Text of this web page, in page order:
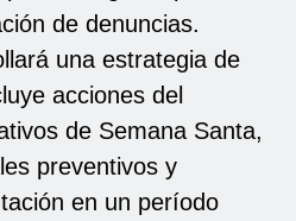
de denuncias.
una estrategia de
acciones del
de Semana Santa,
preventivos y
en un período